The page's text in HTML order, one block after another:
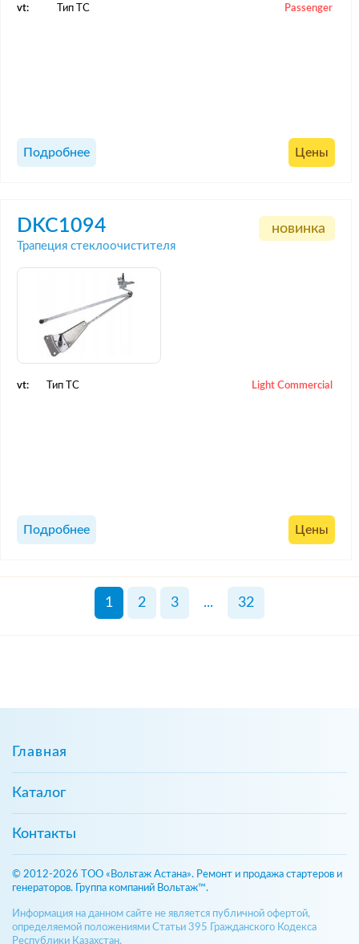
vt: Тип ТС Passenger
Подробнее Цены
DKC1094
Трапеция стеклоочистителя
новинка
vt: Тип ТС Light Commercial
Подробнее Цены
1 2 3 ... 32
Главная
Каталог
Контакты
© 2012-2026 ТОО «Вольтаж Астана». Ремонт и продажа стартеров и
генераторов. Группа компаний Вольтаж™.
Информация на данном сайте не является публичной офертой,
определяемой положениями Статьи 395 Гражданского Кодекса
Республики Казахстан.